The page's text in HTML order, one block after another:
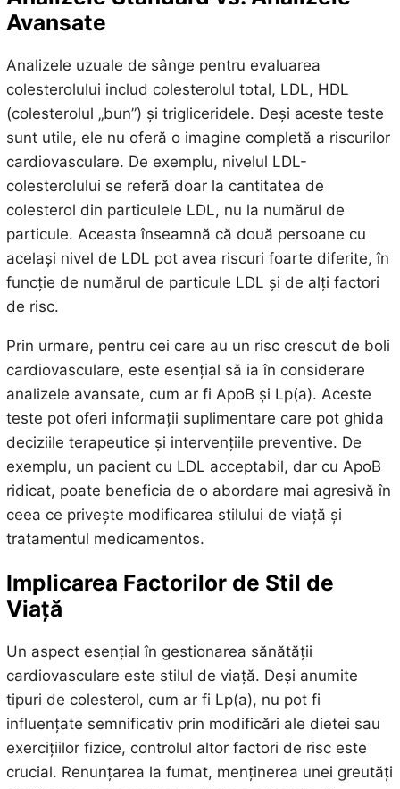
Avansate
Analizele uzuale de sânge pentru evaluarea
colesterolului includ colesterolul total, LDL, HDL
(colesterolul „bun”) și trigliceridele. Deși aceste teste
sunt utile, ele nu oferă o imagine completă a riscurilor
cardiovasculare. De exemplu, nivelul LDL-
colesterolului se referă doar la cantitatea de
colesterol din particulele LDL, nu la numărul de
particule. Aceasta înseamnă că două persoane cu
același nivel de LDL pot avea riscuri foarte diferite, în
funcție de numărul de particule LDL și de alți factori
de risc.
Prin urmare, pentru cei care au un risc crescut de boli
cardiovasculare, este esențial să ia în considerare
analizele avansate, cum ar fi ApoB și Lp(a). Aceste
teste pot oferi informații suplimentare care pot ghida
deciziile terapeutice și intervențiile preventive. De
exemplu, un pacient cu LDL acceptabil, dar cu ApoB
ridicat, poate beneficia de o abordare mai agresivă în
ceea ce privește modificarea stilului de viață și
tratamentul medicamentos.
Implicarea Factorilor de Stil de
Viață
Un aspect esențial în gestionarea sănătății
cardiovasculare este stilul de viață. Deși anumite
tipuri de colesterol, cum ar fi Lp(a), nu pot fi
influențate semnificativ prin modificări ale dietei sau
exercițiilor fizice, controlul altor factori de risc este
crucial. Renunțarea la fumat, menținerea unei greutăți